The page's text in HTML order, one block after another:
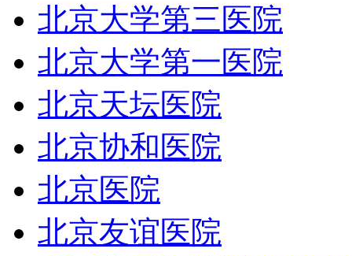
北京大学第三医院
北京大学第一医院
北京天坛医院
北京协和医院
北京医院
北京友谊医院